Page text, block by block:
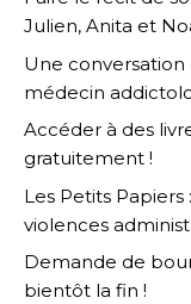
Julien, Anita et
Une
médecin
Accéder à des
gratuitement !
Les Petits
violences
Demande de
bientôt la fin !